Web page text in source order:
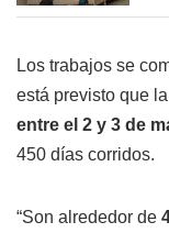
Los trabajos se
está previsto que
entre el 2 y 3 de
450 días corridos.
“Son alrededor de